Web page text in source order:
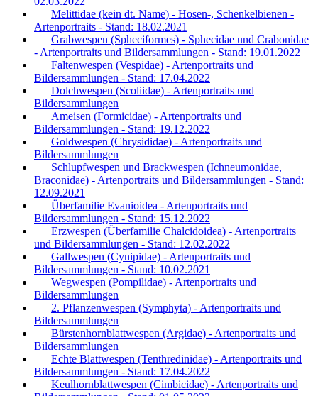
Melittidae (kein dt. Name) - Hosen-, Schenkelbienen -
Artenportraits - Stand: 18.02.2021
Grabwespen (Spheciformes) - Sphecidae und Crabonidae
- Artenportraits und Bildersammlungen - Stand: 19.01.2022
Faltenwespen (Vespidae) - Artenportraits und
Bildersammlungen - Stand: 17.04.2022
Dolchwespen (Scoliidae) - Artenportraits und
Bildersammlungen
Ameisen (Formicidae) - Artenportraits und
Bildersammlungen - Stand: 19.12.2022
Goldwespen (Chrysididae) - Artenportraits und
Bildersammlungen
Schlupfwespen und Brackwespen (Ichneumonidae,
Braconidae) - Artenportraits und Bildersammlungen - Stand:
12.09.2021
Überfamilie Evanioidea - Artenportraits und
Bildersammlungen - Stand: 15.12.2022
Erzwespen (Überfamilie Chalcidoidea) - Artenportraits
und Bildersammlungen - Stand: 12.02.2022
Gallwespen (Cynipidae) - Artenportraits und
Bildersammlungen - Stand: 10.02.2021
Wegwespen (Pompilidae) - Artenportraits und
Bildersammlungen
2. Pflanzenwespen (Symphyta) - Artenportraits und
Bildersammlungen
Bürstenhornblattwespen (Argidae) - Artenportraits und
Bildersammlungen
Echte Blattwespen (Tenthredinidae) - Artenportraits und
Bildersammlungen - Stand: 17.04.2022
Keulhornblattwespen (Cimbicidae) - Artenportraits und